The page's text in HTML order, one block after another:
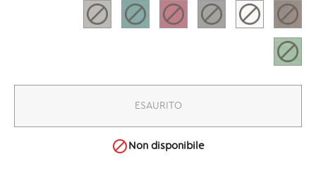
ESAURITO
 Non disponibile